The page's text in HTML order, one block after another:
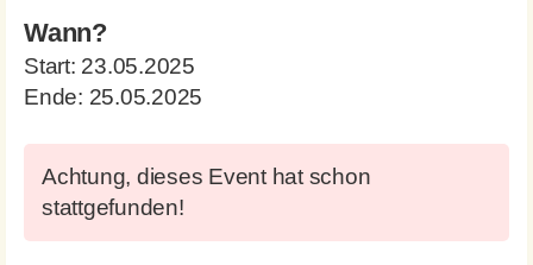
Wann?
Start: 23.05.2025
Ende: 25.05.2025
Achtung, dieses Event hat schon
stattgefunden!